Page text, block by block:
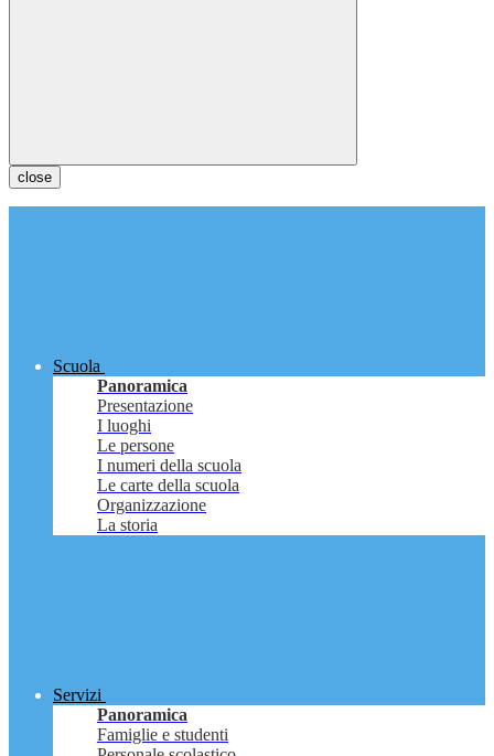
close
Scuola
Panoramica
Presentazione
I luoghi
Le persone
I numeri della scuola
Le carte della scuola
Organizzazione
La storia
Servizi
Panoramica
Famiglie e studenti